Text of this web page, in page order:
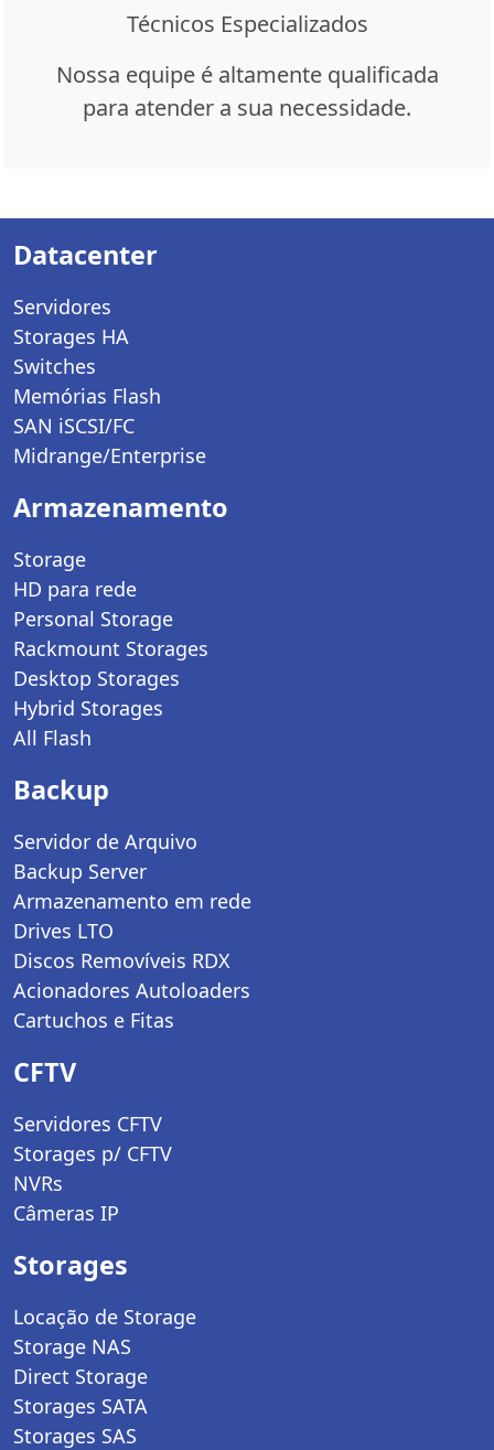
Técnicos Especializados
Nossa equipe é altamente qualificada
para atender a sua necessidade.
Datacenter
Servidores
Storages HA
Switches
Memórias Flash
SAN iSCSI/FC
Midrange/Enterprise
Armazenamento
Storage
HD para rede
Personal Storage
Rackmount Storages
Desktop Storages
Hybrid Storages
All Flash
Backup
Servidor de Arquivo
Backup Server
Armazenamento em rede
Drives LTO
Discos Removíveis RDX
Acionadores Autoloaders
Cartuchos e Fitas
CFTV
Servidores CFTV
Storages p/ CFTV
NVRs
Câmeras IP
Storages
Locação de Storage
Storage NAS
Direct Storage
Storages SATA
Storages SAS